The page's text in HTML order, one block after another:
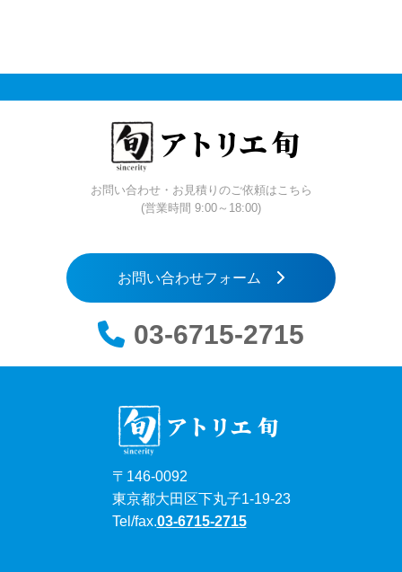
アトリエ 旬
お問い合わせ・お見積りのご依頼はこちら
(営業時間 9:00～18:00)
お問い合わせフォーム
03-6715-2715
アトリエ 旬
〒146-0092
東京都大田区下丸子1-19-23
Tel/fax.03-6715-2715